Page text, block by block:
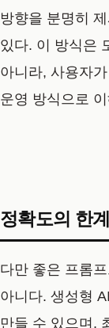
방향을 분명히
있다. 이 방식은
아니라, 사용자
운영 방식으로
정확도의 한계
다만 좋은 프롬
아니다. 생성형
만들 수 있으며,